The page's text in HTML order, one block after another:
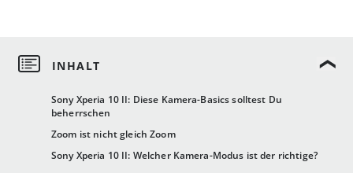
Sony Xperia 10 II: Diese Kamera-Basics solltest Du
beherrschen
Zoom ist nicht gleich Zoom
Sony Xperia 10 II: Welcher Kamera-Modus ist der richtige?